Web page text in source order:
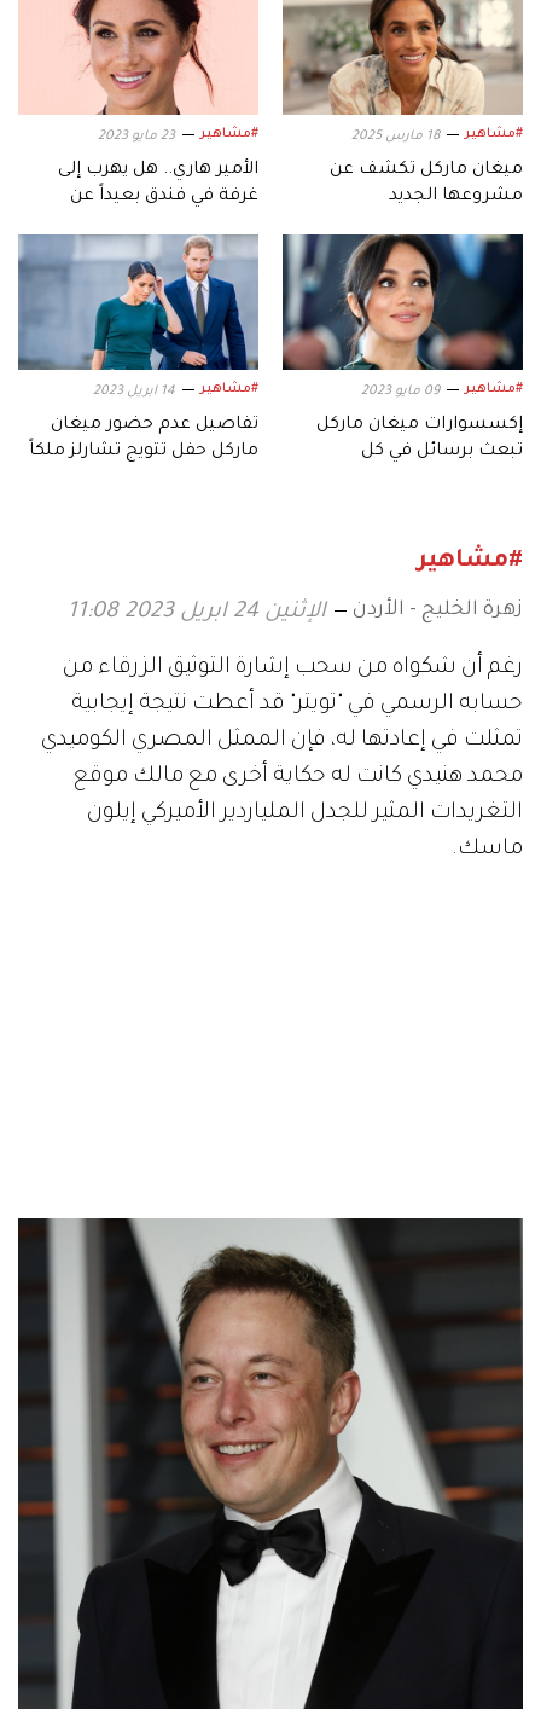
#مشاهير 18 مارس 2025
ميغان ماركل تكشف عن
مشروعها الجديد
#مشاهير 23 مايو 2023
الأمير هاري.. هل يهرب إلى
غرفة في فندق بعيداً عن
#مشاهير 09 مايو 2023
إكسسوارات ميغان ماركل
تبعث برسائل في كل
#مشاهير 14 ابريل 2023
تفاصيل عدم حضور ميغان
ماركل حفل تتويج تشارلز ملكاً
#مشاهير
زهرة الخليج - الأردن الإثنين 24 ابريل 2023 11:08
رغم أن شكواه من سحب إشارة التوثيق الزرقاء من
حسابه الرسمي في "تويتر" قد أعطت نتيجة إيجابية
تمثلت في إعادتها له، فإن الممثل المصري الكوميدي
محمد هنيدي كانت له حكاية أخرى مع مالك موقع
التغريدات المثير للجدل الملياردير الأميركي إيلون
ماسك.